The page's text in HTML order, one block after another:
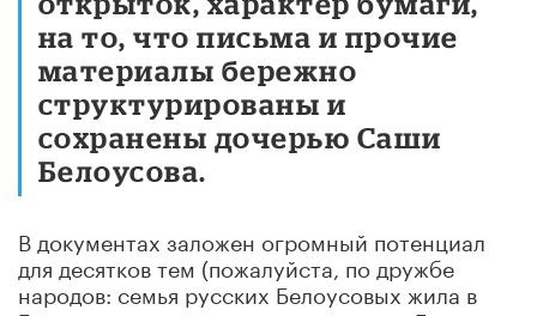
на то, что письма и прочие
материалы бережно
структурированы и
сохранены дочерью Саши
Белоусова.
В документах заложен огромный потенциал
для десятков тем (пожалуйста, по дружбе
народов: семья русских Белоусовых жила в